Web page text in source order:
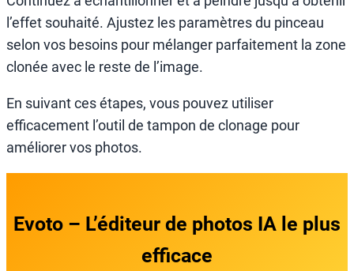
l’effet souhaité. Ajustez les paramètres du pinceau
selon vos besoins pour mélanger parfaitement la zone
clonée avec le reste de l’image.
En suivant ces étapes, vous pouvez utiliser
efficacement l’outil de tampon de clonage pour
améliorer vos photos.
Evoto – L’éditeur de photos IA le plus
efficace